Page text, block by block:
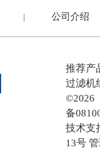
| 公司介绍
推荐产
过滤机
©2026
备
技术支
13号